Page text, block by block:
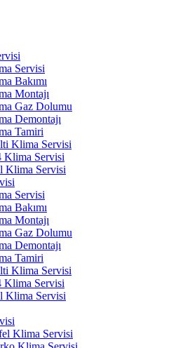
Servisi
Bakımı
Montajı
Gaz Dolumu
Demontajı
Tamiri
Klima Servisi
Klima Servisi
Klima Servisi
Servisi
Bakımı
Montajı
Gaz Dolumu
Demontajı
Tamiri
Klima Servisi
Klima Servisi
Klima Servisi
Klima Servisi